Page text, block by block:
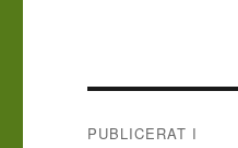
PUBLICERAT I